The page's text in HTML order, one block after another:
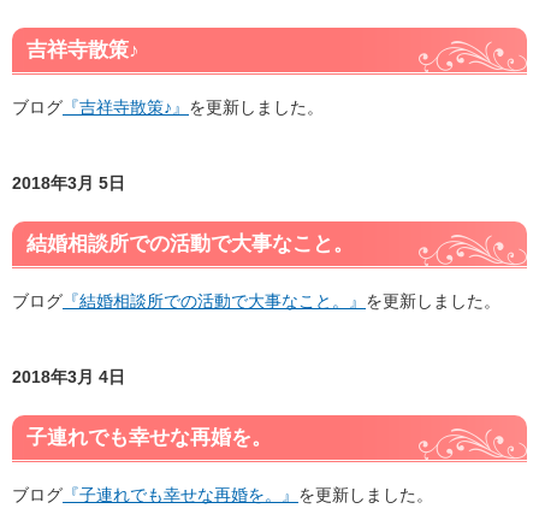
吉祥寺散策♪
ブログ 『吉祥寺散策♪』 を更新しました。
2018年3月 5日
結婚相談所での活動で大事なこと。
ブログ 『結婚相談所での活動で大事なこと。』 を更新しました。
2018年3月 4日
子連れでも幸せな再婚を。
ブログ 『子連れでも幸せな再婚を。』 を更新しました。